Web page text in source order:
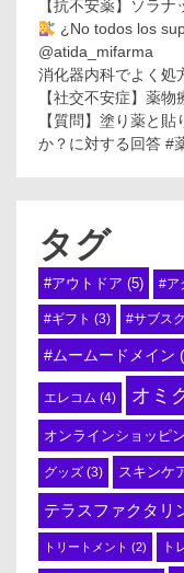
【抗不安薬】ソラ
¿No todos los
@atida_mifarma
消化器内科でよく処
【社交不安症】薬
【質問】塗り薬と
か？に対する回答 #
タグ
#アウトドア (5) #ア
#ギフト (3) #サブスク
#ムームードメイン
エレコム (4) オミ
オンラインショッピ
グッズ (3) スキンケ
テラスファクタリ
トリートメント (2) ト